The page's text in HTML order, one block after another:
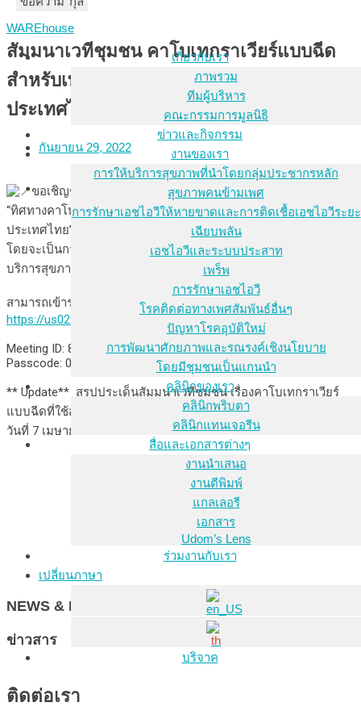
WAREhouse
เกี่ยวกับเรา
ภาพรวม
ทีมผู้บริหาร
คณะกรรมการมูลนิธิ
ข่าวและกิจกรรม
งานของเรา
การให้บริการสุขภาพที่นำโดยกลุ่มประชากรหลัก
สุขภาพคนข้ามเพศ
การรักษาเอชไอวีให้หายขาดและการติดเชื้อเอชไอวีระยะ
เฉียบพลัน
เอชไอวีและระบบประสาท
เพร็พ
การรักษาเอชไอวี
โรคติดต่อทางเพศสัมพันธ์อื่นๆ
ปัญหาโรคอุบัติใหม่
การพัฒนาศักยภาพและรณรงค์เชิงนโยบาย
โดยมีชุมชนเป็นแกนนำ
คลินิกของเรา
คลินิกพริบตา
คลินิกแทนเจอรีน
สื่อและเอกสารต่างๆ
งานนำเสนอ
งานตีพิมพ์
แกลเลอรี
เอกสาร
Udom’s Lens
ร่วมงานกับเรา
เปลี่ยนภาษา
บริจาค
สัมมนาเวทีชุมชน คาโบเทกราเวียร์แบบฉีด
สำหรับเพร็พเพื่อป้องกันเอชไอวีใน
ประเทศไทย
กันยายน 29, 2022
ขอเชิญชวนผู้สนใจเข้าร่วมงานสัมมนาเวทีชุมชน ว่าด้วยเรื่อง
“ทิศทางคาโบเทกราเวียร์แบบฉีดสำหรับเพร็พเพื่อป้องกันเอชไอวีใน
ประเทศไทย” ในวันที่ 7 เมษายน 2565 เวลา 13.00-16.00 น.￼ นี้
โดยจะเป็นการรับฟังเสียงและมุมมองที่หลากหลายจากชุมชน ผู้ให้
บริการสุขภาพ และผู้กำหนดนโยบาย
สามารถเข้าร่วมงานสัมมนาเวทีชุมชนได้ที่:
https://us02web.zoom.us/j/86424176377…
Meeting ID: 864 2417 6377
Passcode: 070422
** Update** สรุปประเด็นสัมมนาเวทีชุมชนเรื่องคาโบเทกราเวียร์
แบบฉีดที่ใช้สำหรับเพร็พเพื่อการ
ป้องกันในประเทศไทย ที่จัดขึ้น ณ
วันที่ 7 เมษายน 2565
NEWS & EVENTS
ข่าวสาร
ติดต่อเรา